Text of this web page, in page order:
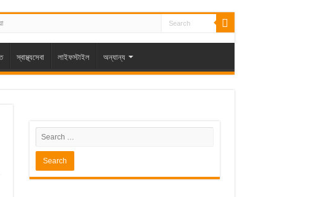
স্বাস্থ্যসেবা লাইফস্টাইল অন্যান্য